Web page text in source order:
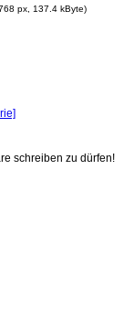
px, 137.4 kByte)
schreiben zu dürfen!